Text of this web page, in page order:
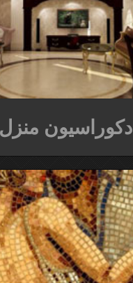
دکوراسیون منزل